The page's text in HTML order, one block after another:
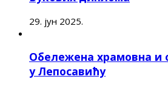
29. јун 2025.
Обележена храмовна и
у Лепосавићу